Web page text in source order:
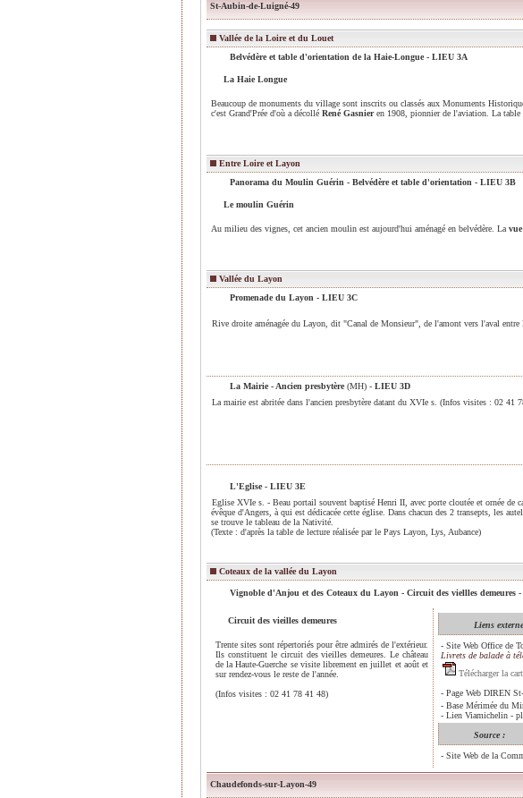
St-Aubin-de-Luigné-49
Vallée de la Loire et du Louet
Belvédère et table d'orientation de la Haie-Longue - LIEU 3A
La Haie Longue
Beaucoup de monuments du village sont inscrits ou classés aux Monuments
c'est Grand'Prée d'où a décollé René Gasnieren 1908, pionnier de l'aviation. La table
Entre Loire et Layon
Panorama du Moulin Guérin - Belvédère et table d'orientation - LIEU 3B
Le moulin Guérin
Au milieu des vignes, cet ancien moulin est aujourd'hui aménagé en belvédère. La
Vallée du Layon
Promenade du Layon - LIEU 3C
Rive droite aménagée du Layon, dit "Canal de Monsieur", de l'amont vers l'aval entre
La Mairie - Ancien presbytère (MH) - LIEU 3D
La mairie est abritée dans l'ancien presbytère datant du XVIe s. (Infos visites : 02 41
L'Eglise - LIEU 3E
Eglise XVIe s. - Beau portail souvent baptisé Henri II, avec porte cloutée et ornée de
évêque d'Angers, à qui est dédicacée cette église. Dans chacun des 2 transepts, les
se trouve le tableau de la Nativité.
(Texte : d'après la table de lecture réalisée par le Pays Layon, Lys, Aubance)
Coteaux de la vallée du Layon
Vignoble d'Anjou et des Coteaux du Layon - Circuit des viellles demeures
Circuit des vieilles demeures
Trente sites sont répertoriés pour être admirés de l'extérieur.
Ils constituent le circuit des vieilles demeures. Le château
de la Haute-Guerche se visite librement en juillet et août et
sur rendez-vous le reste de l'année.
(Infos visites : 02 41 78 41 48)
Liens
- Site Web Office de
Livrets de balade à
Télécharger la
- Page Web DIREN
- Base Mérimée du
- Lien Viamichelin -
Source :
- Site Web de la
Chaudefonds-sur-Layon-49